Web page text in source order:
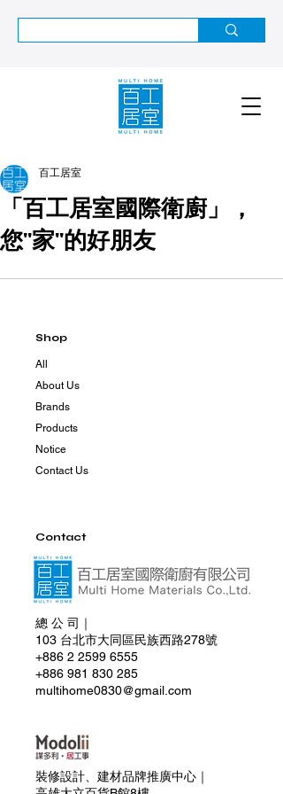
「百工居室國際衛廚」，
您"家"的好朋友
百工居室
Shop
All
About Us
Brands
Products
Notice
Contact Us
Contact
總 公 司｜
103 台北市大同區民族西路278號
+886 2 2599 6555
+886 981 830 285
multihome0830@gmail.com
裝修設計、建材品牌推廣中心｜